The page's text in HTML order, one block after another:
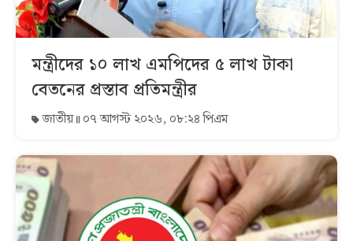
মন্ত্রীদের ১০ লাখ এমপিদের ৫ লাখ টাকা
বেতনের প্রস্তাব প্রতিমন্ত্রীর
জাতীয় ০৭ আগস্ট ২০২৬, ০৮:২৪ পিএম